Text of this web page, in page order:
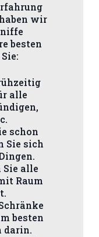
wir
besten
alle
schon
Sie sich
Sie alle
Raum
besten
darin.